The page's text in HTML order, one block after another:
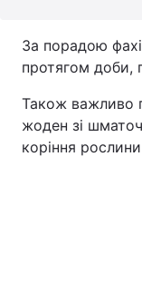
За порадою
протягом доби,
Також важливо
жоден зі
коріння